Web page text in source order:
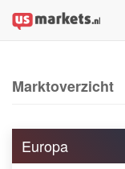
Marktoverzicht
Europa